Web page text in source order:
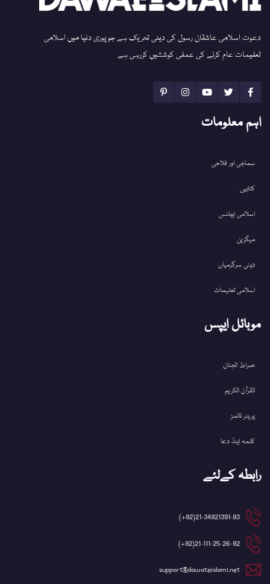
دعوت اسلامی عاشقان رسول کی دینی تحریک ہے جو پوری دنیا میں اسلامی
تعلیمات عام کرنے کی عملی کوششیں کررہی ہے
اہم معلومات
سماجی اور فلاحی
کتابیں
اسلامی ایونٹس
میگزین
دینی سرگرمیاں
اسلامی تعلیمات
موبائل ایپس
صراط الجنان
القرآن الکریم
پریئر ٹائمز
کلمہ اینڈ دعا
رابطہ کےلئے
21-34921391-93(92+)
21-111-25-26-92(92+)
support@dawateislami.net